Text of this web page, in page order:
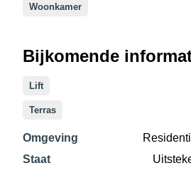
Woonkamer
Bijkomende
Lift
Terras
Omgeving
Staat